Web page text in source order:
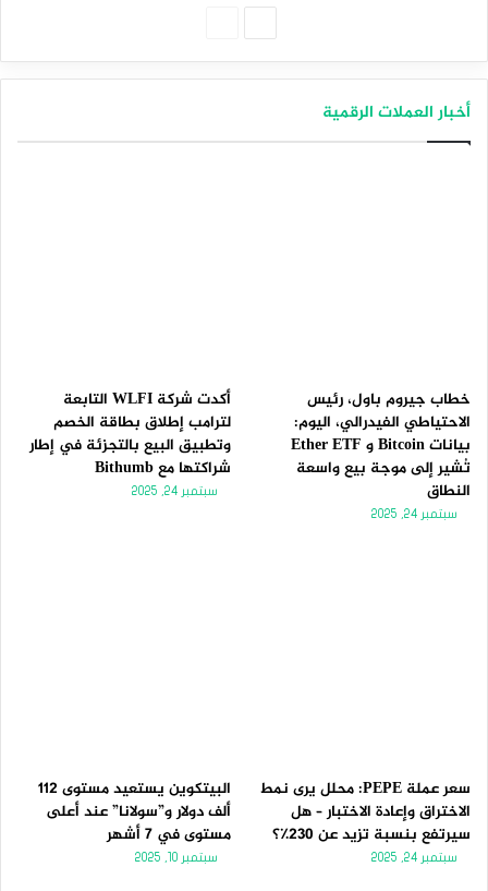
أخبار العملات الرقمية
خطاب جيروم باول، رئيس
الاحتياطي الفيدرالي، اليوم:
بيانات Bitcoin و Ether ETF
تُشير إلى موجة بيع واسعة
النطاق
سبتمبر 24, 2025
أكدت شركة WLFI التابعة
لترامب إطلاق بطاقة الخصم
وتطبيق البيع بالتجزئة في إطار
شراكتها مع Bithumb
سبتمبر 24, 2025
سعر عملة PEPE: محلل يرى نمط
الاختراق وإعادة الاختبار – هل
سيرتفع بنسبة تزيد عن 230٪؟
سبتمبر 24, 2025
البيتكوين يستعيد مستوى 112
ألف دولار و”سولانا” عند أعلى
مستوى في 7 أشهر
سبتمبر 10, 2025